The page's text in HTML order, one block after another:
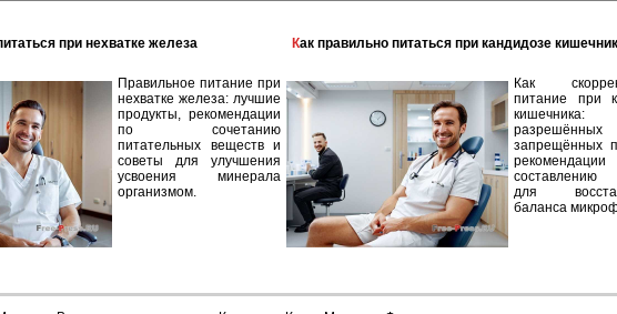
при нехватке железа
Правильное питание при
нехватке железа: лучшие
продукты, рекомендации
по сочетанию
питательных веществ и
советы для улучшения
усвоения минерала
организмом.
Как правильно питаться при кандидозе
Как
питание при
кишечника:
запрещённых
составлению
для
баланса